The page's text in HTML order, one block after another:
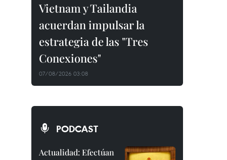
Vietnam y Tailandia
acuerdan impulsar la
estrategia de las "Tres
Conexiones"
07/08/2026 03:08
PODCAST
Actualidad: Efectúan